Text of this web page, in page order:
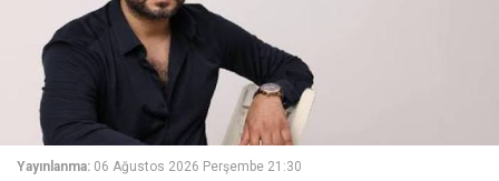
Yayınlanma: 06 Ağustos 2026 Perşembe 21:30